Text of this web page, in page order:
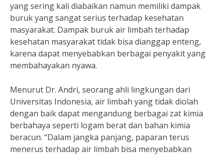
yang sering kali diabaikan namun memiliki dampak
buruk yang sangat serius terhadap kesehatan
masyarakat. Dampak buruk air limbah terhadap
kesehatan masyarakat tidak bisa dianggap enteng,
karena dapat menyebabkan berbagai penyakit yang
membahayakan nyawa.
Menurut Dr. Andri, seorang ahli lingkungan dari
Universitas Indonesia, air limbah yang tidak diolah
dengan baik dapat mengandung berbagai zat kimia
berbahaya seperti logam berat dan bahan kimia
beracun. “Dalam jangka panjang, paparan terus
menerus terhadap air limbah bisa menyebabkan